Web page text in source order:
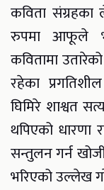
कविता
रुपमा आफूले
कवितामा
रहेका
घिमिरे शाश्वत
थपिएको धारणा
सन्तुलन गर्न
भरिएको उल्लेख